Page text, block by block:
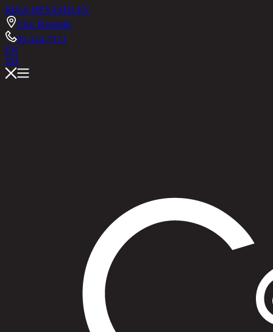
RINA HEYASHLEY
Chic Republic
02-514-7111
EN
TH